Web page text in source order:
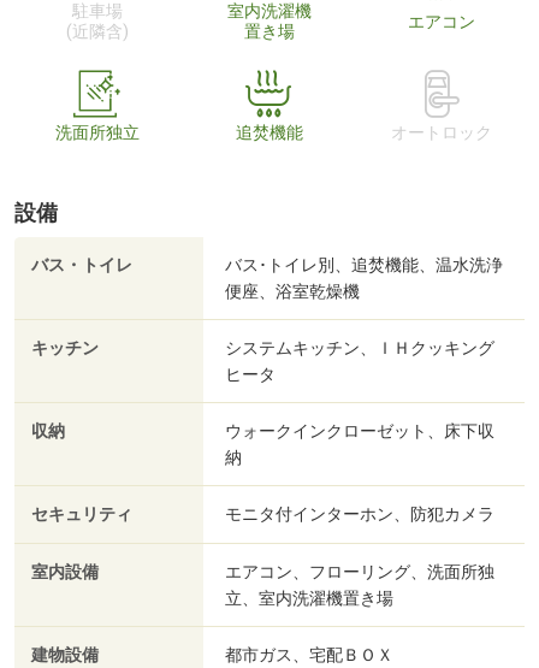
駐車場
(近隣含)
室内洗濯機
置き場
エアコン
洗面所独立 追焚機能 オートロック
設備
バス・トイレ
バス･トイレ別、追焚機能、温水洗浄
便座、浴室乾燥機
キッチン
システムキッチン、ＩＨクッキング
ヒータ
収納
ウォークインクローゼット、床下収
納
セキュリティ モニタ付インターホン、防犯カメラ
室内設備
エアコン、フローリング、洗面所独
立、室内洗濯機置き場
建物設備 都市ガス、宅配ＢＯＸ